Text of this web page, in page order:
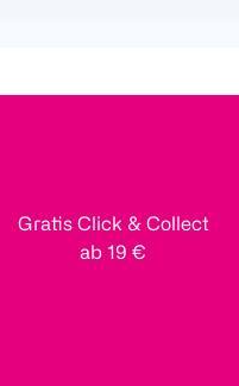
Gratis Click & Collect
ab 19 €